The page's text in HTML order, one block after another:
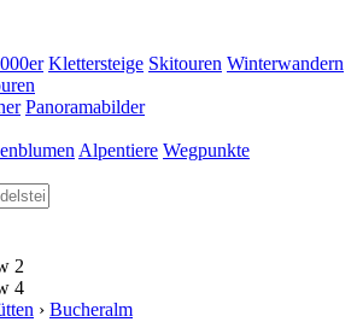
Klettersteige Skitouren Winterwandern
Panoramabilder
Alpentiere Wegpunkte
› Bucheralm